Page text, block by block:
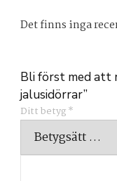
Det finns inga
Bli först med att
jalusidörrar”
Ditt betyg*